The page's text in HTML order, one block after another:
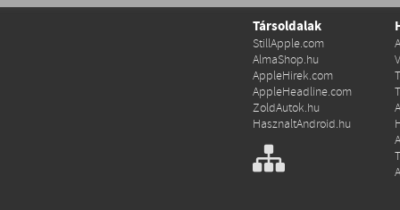
Társoldalak
StillApple.com
AlmaShop.hu
AppleHirek.com
AppleHeadline.com
ZoldAutok.hu
HasznaltAndroid.hu